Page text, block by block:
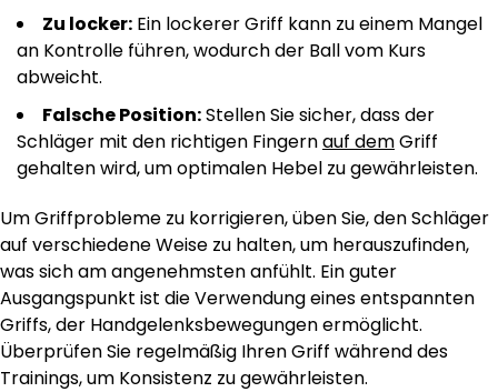
Zu locker: Ein lockerer Griff kann zu einem Mangel
an Kontrolle führen, wodurch der Ball vom Kurs
abweicht.
Falsche Position:Stellen Sie sicher, dass der
Schläger mit den richtigen Fingernauf demGriff
gehalten wird, um optimalen Hebel zu gewährleisten.
Um Griffprobleme zu korrigieren, üben Sie, den Schläger
auf verschiedene Weise zu halten, um herauszufinden,
was sich am angenehmsten anfühlt. Ein guter
Ausgangspunkt ist die Verwendung eines entspannten
Griffs, der Handgelenksbewegungen ermöglicht.
Überprüfen Sie regelmäßig Ihren Griff während des
Trainings, um Konsistenz zu gewährleisten.